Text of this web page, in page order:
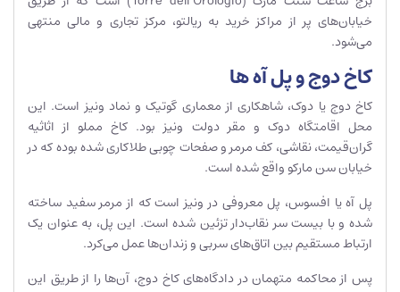
خیابان‌های پر از مراکز خرید به ریالتو، مرکز تجاری و مالی منتهی
می‌شود.
کاخ دوج و پل آه ها
کاخ دوج یا دوک، شاهکاری از معماری گوتیک و نماد ونیز است. این
محل اقامتگاه دوک و مقر دولت ونیز بود. کاخ مملو از اثاثیه
گران‌قیمت، نقاشی، کف مرمر و صفحات چوبی طلاکاری شده بوده که در
خیابان سن مارکو واقع شده است.
پل آه‌ یا افسوس، پل معروفی در ونیز است که از مرمر سفید ساخته
شده و با بیست سر نقاب‌دار تزئین شده است. این پل، به عنوان یک
ارتباط مستقیم بین اتاق‌های سربی و زندان‌ها عمل می‌کرد.
پس از محاکمه متهمان در دادگاه‌های کاخ دوج، آن‌ها را از طریق این